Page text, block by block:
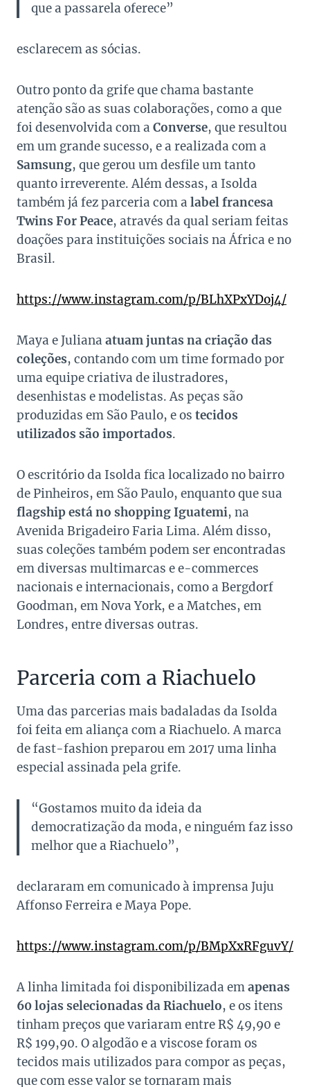
que a passarela oferece”
esclarecem as sócias.
Outro ponto da grife que chama bastante
atenção são as suas colaborações, como a que
foi desenvolvida com a Converse, que resultou
em um grande sucesso, e a realizada com a
Samsung, que gerou um desfile um tanto
quanto irreverente. Além dessas, a Isolda
também já fez parceria com a label francesa
Twins For Peace, através da qual seriam feitas
doações para instituições sociais na África e no
Brasil.
https://www.instagram.com/p/BLhXPxYDoj4/
Maya e Juliana atuam juntas na criação das
coleções, contando com um time formado por
uma equipe criativa de ilustradores,
desenhistas e modelistas. As peças são
produzidas em São Paulo, e os tecidos
utilizados são importados.
O escritório da Isolda fica localizado no bairro
de Pinheiros, em São Paulo, enquanto que sua
flagship está no shopping Iguatemi, na
Avenida Brigadeiro Faria Lima. Além disso,
suas coleções também podem ser encontradas
em diversas multimarcas e e-commerces
nacionais e internacionais, como a Bergdorf
Goodman, em Nova York, e a Matches, em
Londres, entre diversas outras.
Parceria com a Riachuelo
Uma das parcerias mais badaladas da Isolda
foi feita em aliança com a Riachuelo. A marca
de fast-fashion preparou em 2017 uma linha
especial assinada pela grife.
“Gostamos muito da ideia da
democratização da moda, e ninguém faz isso
melhor que a Riachuelo”,
declararam em comunicado à imprensa Juju
Affonso Ferreira e Maya Pope.
https://www.instagram.com/p/BMpXxRFguvY/
A linha limitada foi disponibilizada emapenas
60 lojas selecionadas da Riachuelo, e os itens
tinham preços que variaram entre R$ 49,90 e
R$ 199,90. O algodão e a viscose foram os
tecidos mais utilizados para compor as peças,
que com esse valor se tornaram mais